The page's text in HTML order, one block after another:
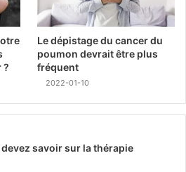
?
Le dépistage du cancer du
poumon devrait être plus
fréquent
2022-01-10
savoir sur la thérapie